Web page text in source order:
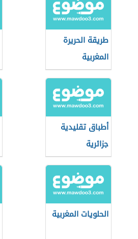
طريقة الحريرة
المغربية
أطباق تقليدية
جزائرية
الحلويات المغربية